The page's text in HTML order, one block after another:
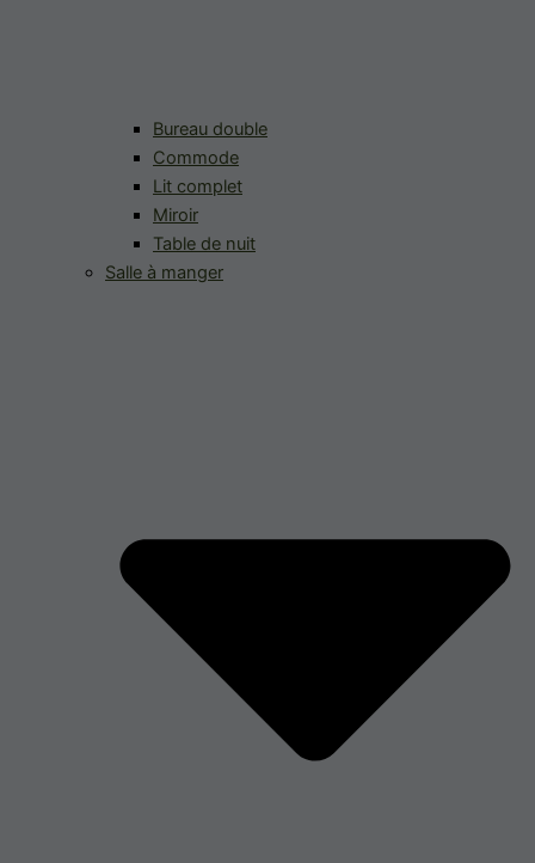
Bureau double
Commode
Lit complet
Miroir
Table de nuit
Salle à manger